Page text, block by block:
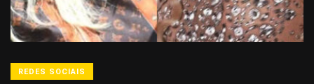
REDES SOCIAIS